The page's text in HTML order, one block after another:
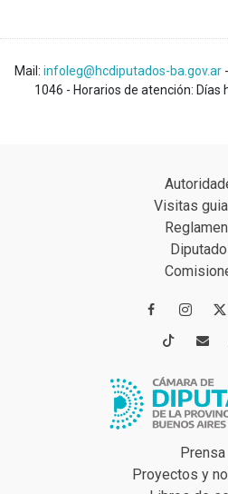
Mail: infoleg@hcdiputados-ba.gov.ar
1046 - Horarios de atención: Días
Visitas


Prensa
Proyectos y